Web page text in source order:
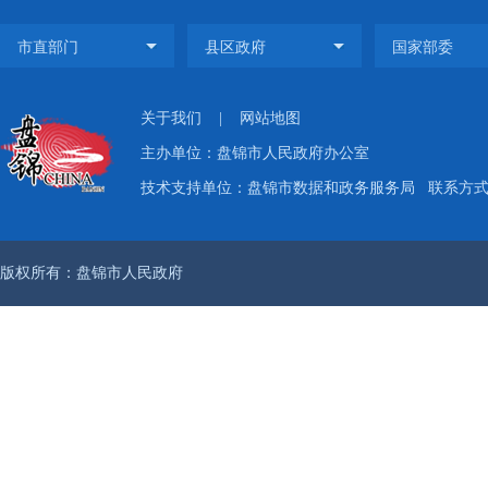
关于我们 网站地图
主办单位：盘锦市人民政府办公室
技术支持单位：盘锦市数据和政务服务局 联系方
版权所有：盘锦市人民政府